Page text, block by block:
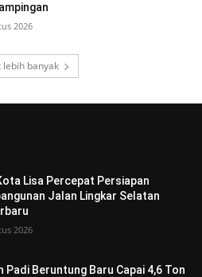
2026
lebih banyak
Lisa Percepat Persiapan
Jalan Lingkar Selatan
2026
Padi Beruntung Baru Capai 4,6 Ton